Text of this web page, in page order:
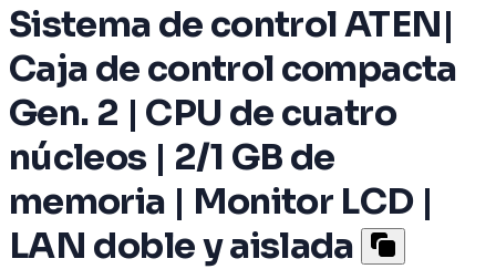
Sistema de control ATEN|
Caja de control compacta
Gen. 2 | CPU de cuatro
núcleos | 2/1 GB de
memoria | Monitor LCD |
LAN doble y aislada